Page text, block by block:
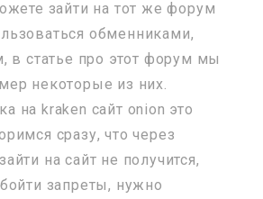
зайти на тот же форум
обменниками,
в статье про этот форум мы
некоторые из них.
на kraken сайт onion это
сразу, что через
на сайт не получится,
запреты, нужно